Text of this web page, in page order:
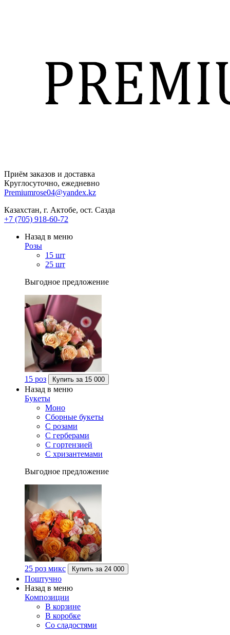
Приём заказов и доставка
Круглосуточно, ежедневно
Premiumrose04@yandex.kz
Казахстан, г. Актобе, ост. Сазда
+7 (705) 918-60-72
Назад в меню
Розы
15 шт
25 шт
Выгодное предложение
15 роз Купить за 15 000
Назад в меню
Букеты
Моно
Сборные букеты
С розами
С герберами
С гортензией
С хризантемами
Выгодное предложение
25 роз микс Купить за 24 000
Поштучно
Назад в меню
Композиции
В корзине
В коробке
Со сладостями